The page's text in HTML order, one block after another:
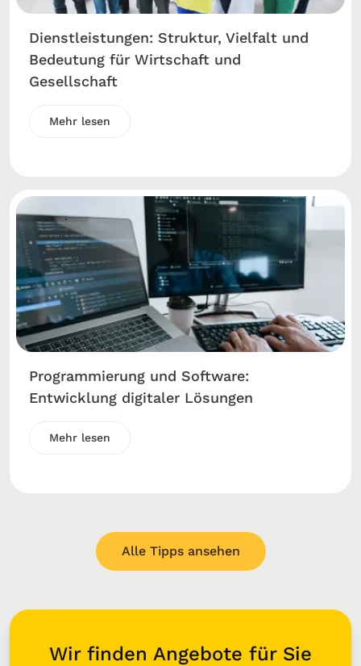
Dienstleistungen: Struktur, Vielfalt und
Bedeutung für Wirtschaft und
Gesellschaft
Mehr lesen
Programmierung und Software:
Entwicklung digitaler Lösungen
Mehr lesen
Alle Tipps ansehen
Wir finden Angebote für Sie